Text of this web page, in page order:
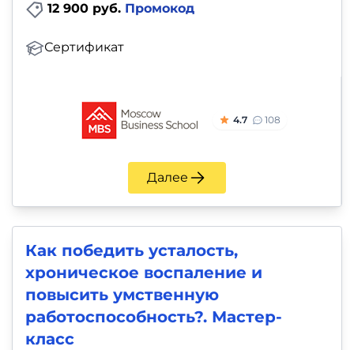
12 900 руб. Промокод
Сертификат
4.7 108
Далее
Как победить усталость,
хроническое воспаление и
повысить умственную
работоспособность?. Мастер-
класс